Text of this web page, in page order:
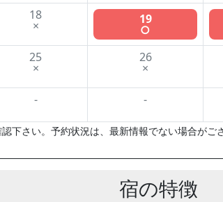
18
× 19
○
25
×
26
×
- -
下さい。予約状況は、最新情報でない場合が
宿の特徴